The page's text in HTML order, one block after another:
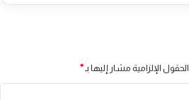
الحقول الإلزامية مشار إليها بـ *